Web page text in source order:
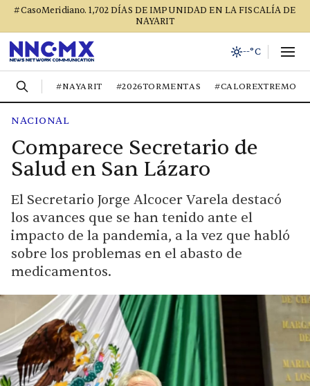
#CasoMeridiano. 1,702 DÍAS DE IMPUNIDAD EN LA FISCALÍA DE
NAYARIT
--°C
#NAYARIT #2026TORMENTAS #CALOREXTREMO
NACIONAL
Comparece Secretario de
Salud en San Lázaro
El Secretario Jorge Alcocer Varela destacó
los avances que se han tenido ante el
impacto de la pandemia, a la vez que habló
sobre los problemas en el abasto de
medicamentos.